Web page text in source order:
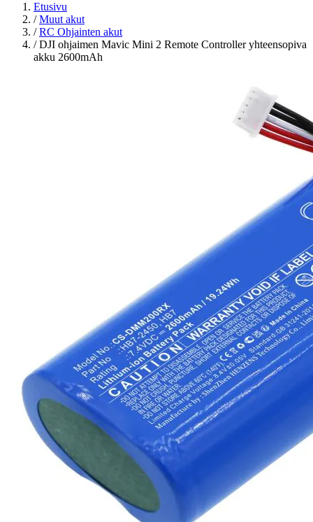
Etusivu
/ Muut akut
/ RC Ohjainten akut
/ DJI ohjaimen Mavic Mini 2 Remote Controller yhteensopiva
akku 2600mAh